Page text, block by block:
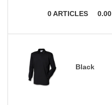
0ARTICLES 0.00
Black